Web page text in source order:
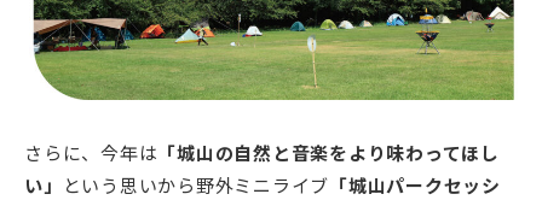
さらに、今年は 「城山の自然と音楽をより味わってほし
い」
という思いから野外ミニライブ 「城山パークセッシ